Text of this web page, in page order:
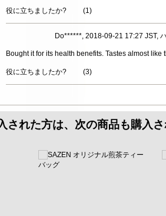
役に立ちましたか? (1)
Do******, 2018-09-21 17:27 JST,
Bought it for its health benefits. Tastes almost
役に立ちましたか? (3)
された方は、次の商品も購入